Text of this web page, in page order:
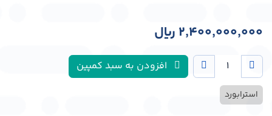
2,400,000,000 ﷼
افزودن به سبد کمپین
استرابورد